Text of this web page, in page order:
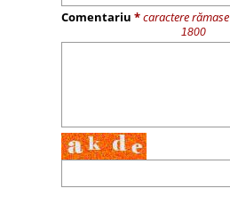
Comentariu *caractere rămase